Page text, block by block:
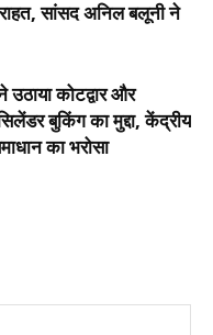
राहत, सांसद अनिल बलूनी ने
कोटद्वार और
बुकिंग का मुद्दा, केंद्रीय
का भरोसा